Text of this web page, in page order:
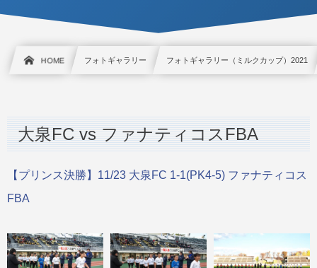
HOME フォトギャラリー フォトギャラリー（ミルクカップ）2021
大泉FC vs ファナティコスFBA
【プリンス決勝】11/23 大泉FC 1-1(PK4-5) ファナティコス
FBA